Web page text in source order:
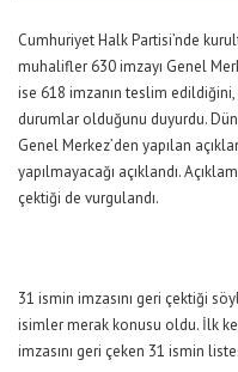
Cumhuriyet Halk Partisi’nde
muhalifler 630 imzayı Genel
ise 618 imzanın teslim
durumlar olduğunu duyurdu.
Genel Merkez’den yapılan
yapılmayacağı açıklandı.
çektiği de vurgulandı.
31 ismin imzasını geri çektiği
isimler merak konusu oldu. İlk
imzasını geri çeken 31 ismin